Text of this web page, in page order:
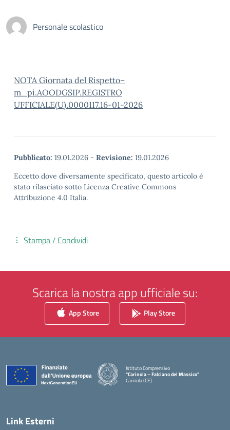
Personale scolastico
NOTA Giornata del Rispetto–
m_pi.AOODGSIP.REGISTRO
UFFICIALE(U).0000117.16-01-2026
Pubblicato: 19.01.2026 - Revisione: 19.01.2026
Eccetto dove diversamente specificato, questo articolo è
stato rilasciato sotto Licenza Creative Commons
Attribuzione 4.0 Italia.
Stampa / Condividi
Scarica la nostra app ufficiale su:
App Store Play Store
Istituto Comprensivo
"Carinola – Falciano del Massico"
Carinola (CE)
Link Esterni